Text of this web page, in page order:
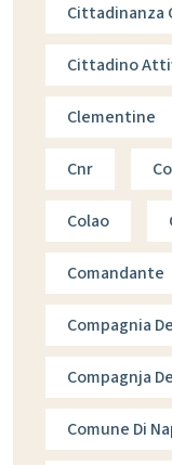
Cittadinanza
Cittadino
Clementine
Cnr
Colao
Comandante
Compagnia
Compagnja
Comune Di